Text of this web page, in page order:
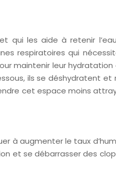
qui les aide à retenir
respiratoires qui
maintenir leur hydratation
ils se déshydratent et
cet espace moins
à augmenter le taux
et se débarrasser des